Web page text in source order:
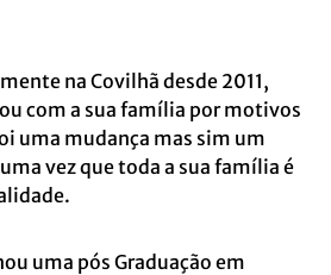
na Covilhã desde 2011,
com a sua família por motivos
uma mudança mas sim um
vez que toda a sua família é
uma pós Graduação em